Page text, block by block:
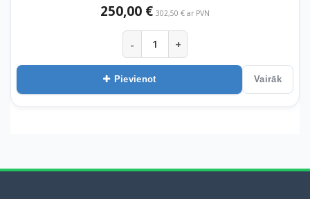
250,00 € 302,50 € ar PVN
- +
Pievienot Vairāk